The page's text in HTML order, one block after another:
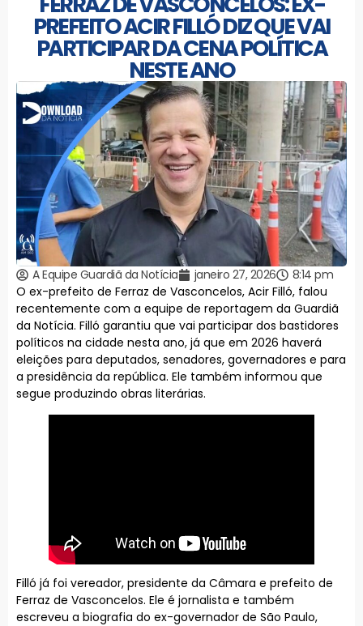
PREFEITO ACIR FILLÓ DIZ QUE VAI
PARTICIPAR DA CENA POLÍTICA
NESTE ANO
A Equipe Guardiã da Notícia janeiro 27, 2026
8:14 pm
O ex-prefeito de Ferraz de Vasconcelos, Acir Filló, falou
recentemente com a equipe de reportagem da Guardiã
da Notícia. Filló garantiu que vai participar dos bastidores
políticos na cidade nesta ano, já que em 2026 haverá
eleições para deputados, senadores, governadores e para
a presidência da república. Ele também informou que
segue produzindo obras literárias.
Filló já foi vereador, presidente da Câmara e prefeito de
Ferraz de Vasconcelos. Ele é jornalista e também
escreveu a biografia do ex-governador de São Paulo,